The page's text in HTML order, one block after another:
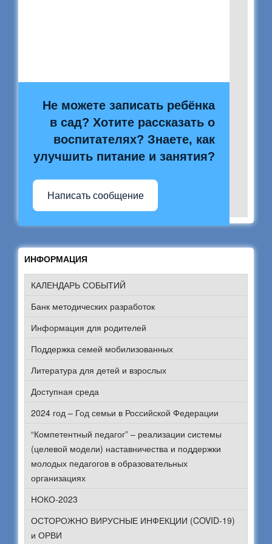
Не можете записать ребёнка
в сад? Хотите рассказать о
воспитателях? Знаете, как
улучшить питание и занятия?
Написать сообщение
ИНФОРМАЦИЯ
КАЛЕНДАРЬ СОБЫТИЙ
Банк методических разработок
Информация для родителей
Поддержка семей мобилизованных
Литература для детей и взрослых
Доступная среда
2024 год – Год семьи в Российской Федерации
“Компетентный педагог” – реализации системы
(целевой модели) наставничества и поддержки
молодых педагогов в образовательных
организациях
НОКО-2023
ОСТОРОЖНО ВИРУСНЫЕ ИНФЕКЦИИ (COVID-19)
и ОРВИ